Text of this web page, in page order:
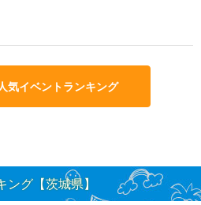
気イベントランキング
グ【茨城県】